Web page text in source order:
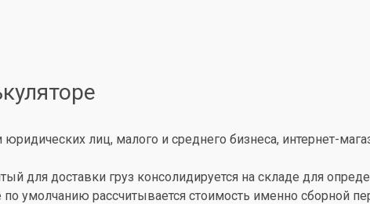
лиц, малого и среднего бизнеса, интернет-
для доставки груз консолидируется на складе для
умолчанию рассчитывается стоимость именно сборной